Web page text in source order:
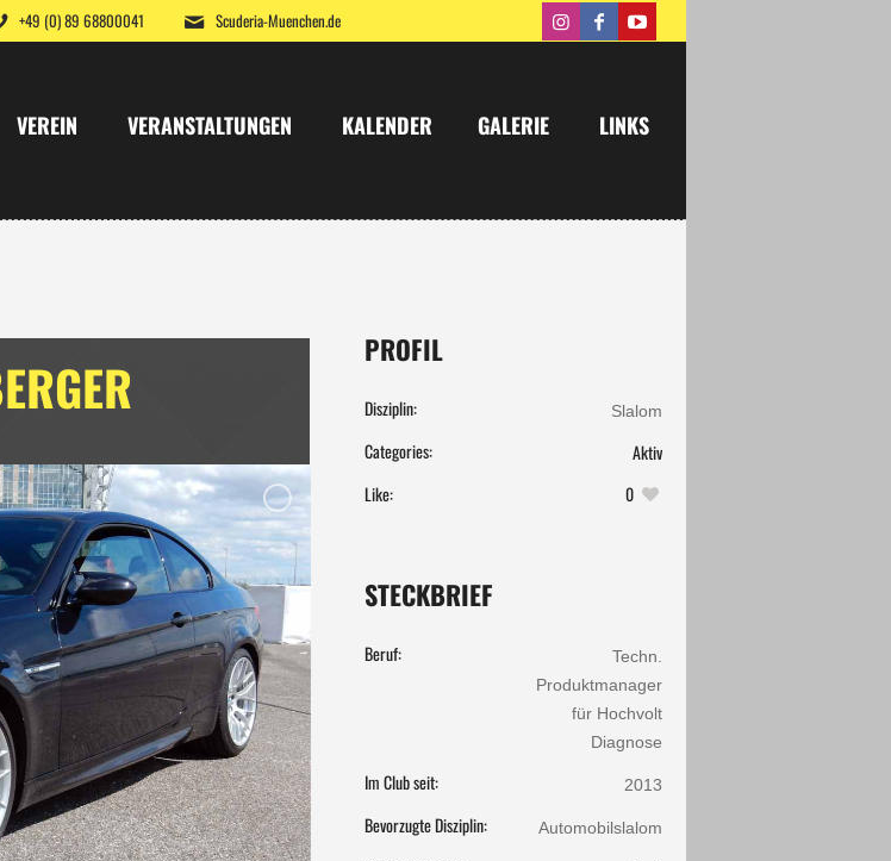
+49 (0) 89 68800041 Scuderia-Muenchen.de
VEREIN VERANSTALTUNGEN KALENDER GALERIE LINKS
PROFIL
Disziplin: Slalom
Categories:
Aktiv
Like:
0
STECKBRIEF
Beruf:
Techn.
Produktmanager
für Hochvolt
Diagnose
Im Club seit: 2013
Bevorzugte Disziplin: Automobilslalom